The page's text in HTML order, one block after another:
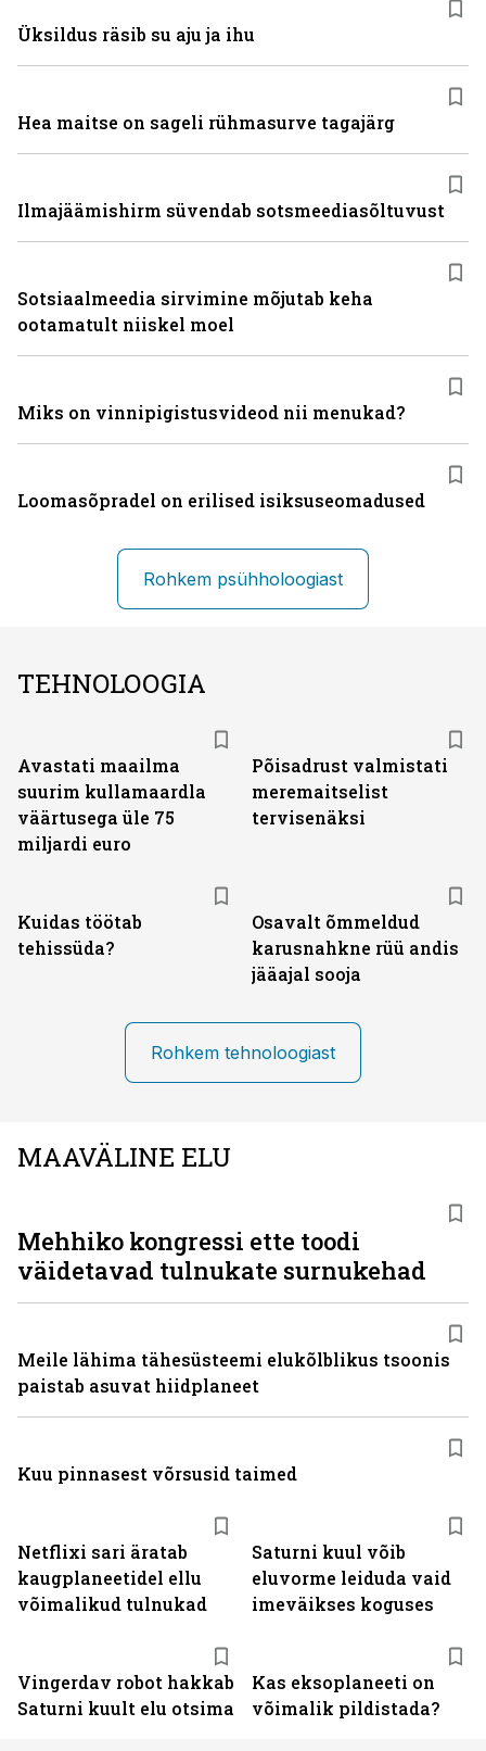
Üksildus räsib su aju ja ihu
Hea maitse on sageli rühmasurve tagajärg
Ilmajäämishirm süvendab sotsmeediasõltuvust
Sotsiaalmeedia sirvimine mõjutab keha
ootamatult niiskel moel
Miks on vinni­pigistusvideod nii menukad?
Loomasõpradel on erilised isiksuseomadused
Rohkem psühholoogiast
TEHNOLOOGIA
Avastati maailma
suurim kullamaardla
väärtusega üle 75
miljardi euro
Põisadrust valmistati
meremaitselist
tervisenäksi
Kuidas töötab
tehissüda?
Osavalt õmmeldud
karusnahkne rüü andis
jääajal sooja
Rohkem tehnoloogiast
MAAVÄLINE ELU
Netflixi sari äratab
kaugplaneetidel ellu
võimalikud tulnukad
Saturni kuul võib
eluvorme leiduda vaid
imeväikses koguses
Vingerdav robot hakkab
Saturni kuult elu otsima
Kas eksoplaneeti on
võimalik pildistada?
Mehhiko kongressi ette toodi
väidetavad tulnukate surnukehad
Meile lähima tähesüsteemi elukõlblikus tsoonis
paistab asuvat hiidplaneet
Kuu pinnasest võrsusid taimed